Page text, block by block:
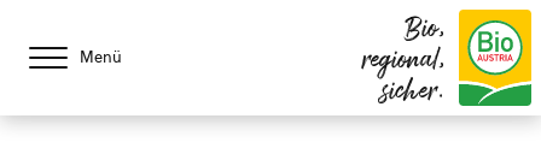
Menü
Bio,
regional,
sicher.